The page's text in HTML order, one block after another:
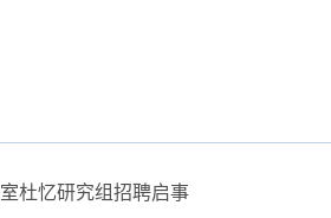
杜忆研究组招聘启事